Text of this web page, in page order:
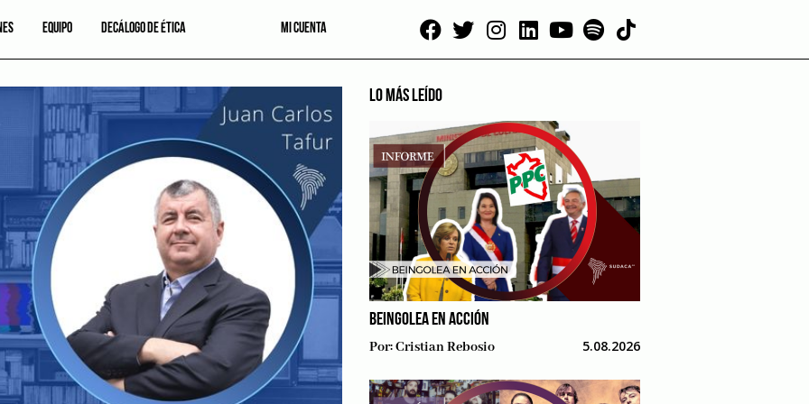
EQUIPO DECÁLOGO DE ÉTICA MI CUENTA
LO MÁS LEÍDO
BEINGOLEA EN ACCIÓN
Por:Cristian Rebosio 5.08.2026